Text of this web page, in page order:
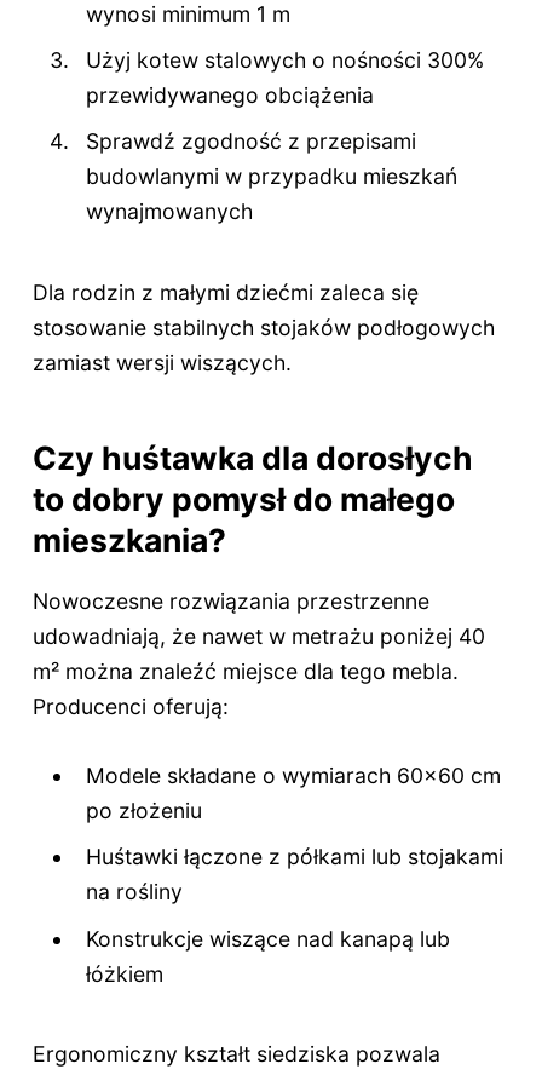
wynosi minimum 1 m
Użyj kotew stalowych o nośności 300%
przewidywanego obciążenia
Sprawdź zgodność z przepisami
budowlanymi w przypadku mieszkań
wynajmowanych
Dla rodzin z małymi dziećmi zaleca się
stosowanie stabilnych stojaków podłogowych
zamiast wersji wiszących.
Czy huśtawka dla dorosłych
to dobry pomysł do małego
mieszkania?
Nowoczesne rozwiązania przestrzenne
udowadniają, że nawet w metrażu poniżej 40
m² można znaleźć miejsce dla tego mebla.
Producenci oferują:
Modele składane o wymiarach 60x60 cm
po złożeniu
Huśtawki łączone z półkami lub stojakami
na rośliny
Konstrukcje wiszące nad kanapą lub
łóżkiem
Ergonomiczny kształt siedziska pozwala